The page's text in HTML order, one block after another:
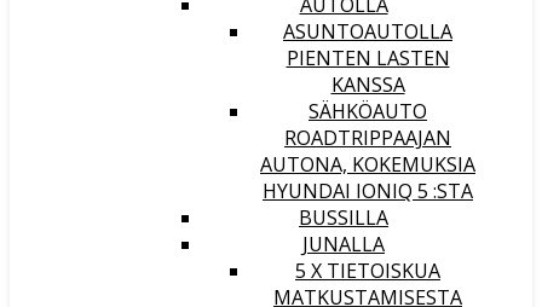
ASUNTOAUTOLLA
PIENTEN LASTEN
KANSSA
SÄHKÖAUTO
ROADTRIPPAAJAN
AUTONA, KOKEMUKSIA
HYUNDAI IONIQ 5 :STA
BUSSILLA
JUNALLA
5 X TIETOISKUA
MATKUSTAMISESTA